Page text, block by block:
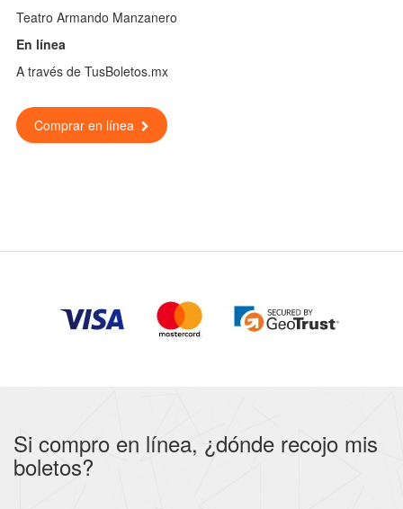
Teatro Armando Manzanero
En línea
A través de TusBoletos.mx
Comprar en línea
Si compro en línea, ¿dónde recojo mis
boletos?